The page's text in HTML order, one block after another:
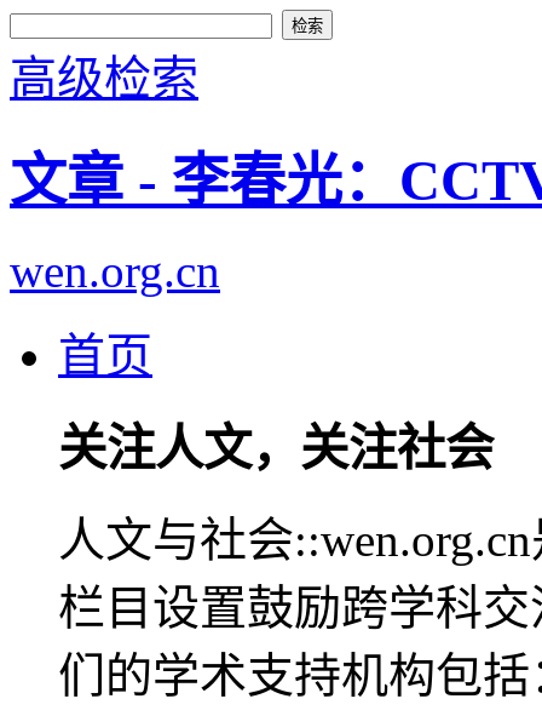
高级检索
文章 - 李春光：
wen.org.cn
首页
关注人文，关注社会
人文与社会
栏目设置鼓励跨学科
们的学术支持机构包